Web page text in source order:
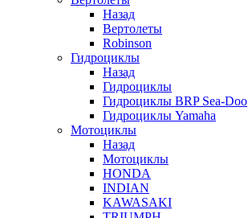
Назад
Вертолеты
Robinson
Гидроциклы
Назад
Гидроциклы
Гидроциклы BRP Sea-Doo
Гидроциклы Yamaha
Мотоциклы
Назад
Мотоциклы
HONDA
INDIAN
KAWASAKI